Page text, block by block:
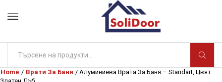
input
Home / Врати За Баня / Алуминиева Врата За Баня – Standart, Цвят